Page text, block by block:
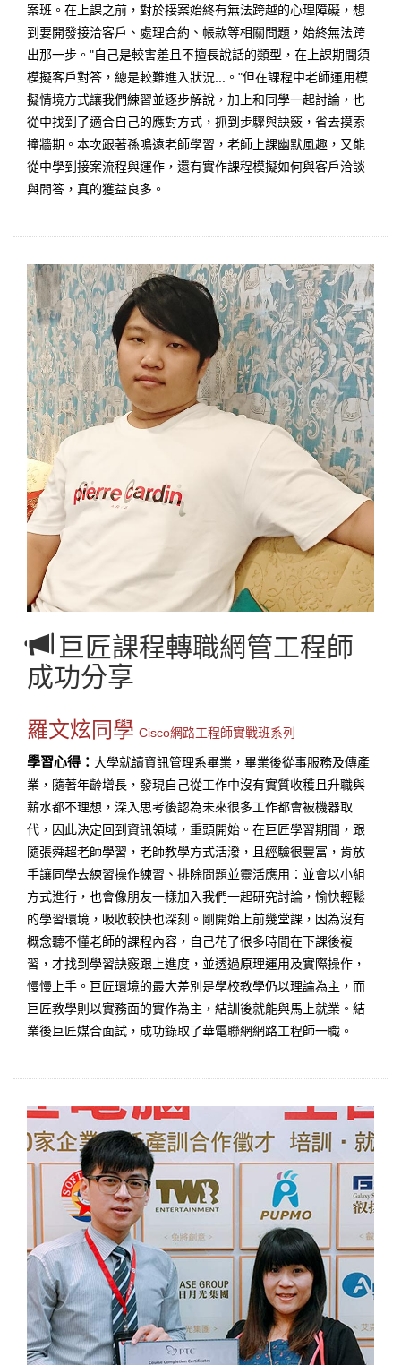
案班。在上課之前，對於接案始終有無法跨越的心理障礙，想
到要開發接洽客戶、處理合約、帳款等相關問題，始終無法跨
出那一步。"自己是較害羞且不擅長說話的類型，在上課期間須
模擬客戶對答，總是較難進入狀況...。"但在課程中老師運用模
擬情境方式讓我們練習並逐步解說，加上和同學一起討論，也
從中找到了適合自己的應對方式，抓到步驟與訣竅，省去摸索
撞牆期。本次跟著孫鳴遠老師學習，老師上課幽默風趣，又能
從中學到接案流程與運作，還有實作課程模擬如何與客戶洽談
與問答，真的獲益良多。
巨匠課程轉職網管工程師
成功分享
羅文炫同學 Cisco網路工程師實戰班系列
學習心得： 大學就讀資訊管理系畢業，畢業後從事服務及傳產
業，隨著年齡增長，發現自己從工作中沒有實質收穫且升職與
薪水都不理想，深入思考後認為未來很多工作都會被機器取
代，因此決定回到資訊領域，重頭開始。在巨匠學習期間，跟
隨張舜超老師學習，老師教學方式活潑，且經驗很豐富，肯放
手讓同學去練習操作練習、排除問題並靈活應用：並會以小組
方式進行，也會像朋友一樣加入我們一起研究討論，愉快輕鬆
的學習環境，吸收較快也深刻。剛開始上前幾堂課，因為沒有
概念聽不懂老師的課程內容，自己花了很多時間在下課後複
習，才找到學習訣竅跟上進度，並透過原理運用及實際操作，
慢慢上手。巨匠環境的最大差別是學校教學仍以理論為主，而
巨匠教學則以實務面的實作為主，結訓後就能與馬上就業。結
業後巨匠媒合面試，成功錄取了華電聯網網路工程師一職。